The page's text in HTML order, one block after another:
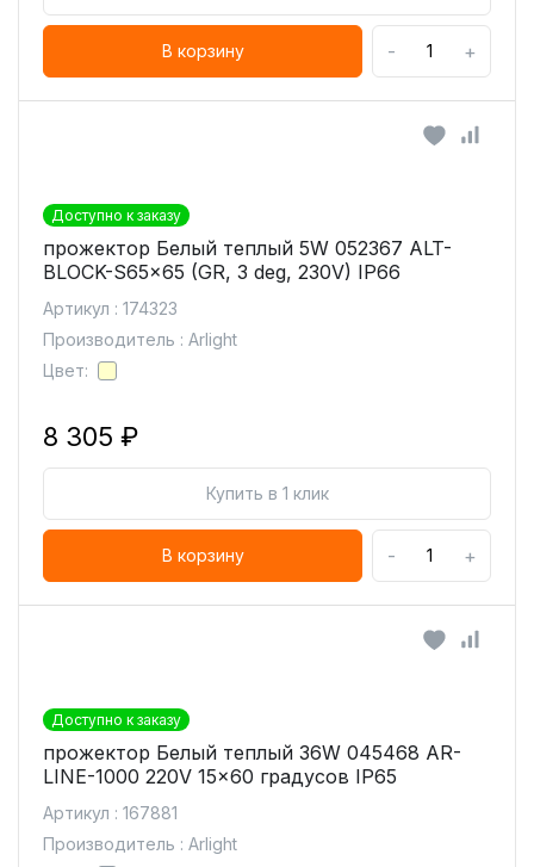
В корзину - +
Доступно к заказу
прожектор Белый теплый 5W 052367 ALT-
BLOCK-S65x65 (GR, 3 deg, 230V) IP66
Артикул : 174323
Производитель : Arlight
Цвет:
8 305 ₽
Купить в 1 клик
В корзину - +
Доступно к заказу
прожектор Белый теплый 36W 045468 AR-
LINE-1000 220V 15x60 градусов IP65
Артикул : 167881
Производитель : Arlight